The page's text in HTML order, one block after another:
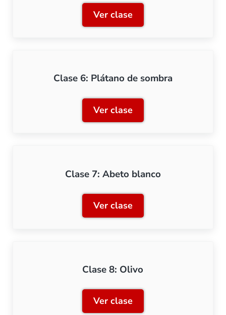
Ver claseClase 5: Roble
Clase 6: Plátano de sombra
Ver claseClase 6: Plátano de
Clase 7: Abeto blanco
Ver claseClase 7: Abeto blanco
Clase 8: Olivo
Ver claseClase 8: Olivo